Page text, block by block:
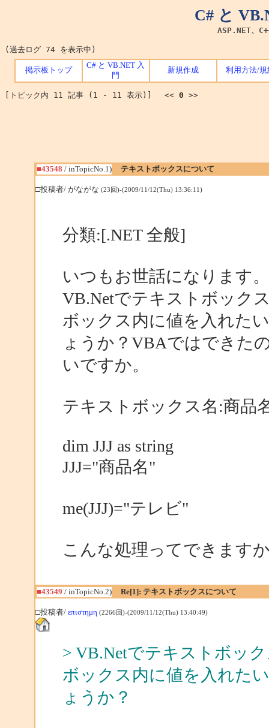
C# と
ASP.NET、
(過去ログ 74 を表示中)
掲示板トップ
C# と VB.NET 入
門
新規作成 利用方法/規
[トピック内 11 記事 (1 - 11 表示)] << 0 >>
■43548 / inTopicNo.1) テキストボックスについて
□投稿者/ がながな (23回)-(2009/11/12(Thu) 13:36:11)
分類:[.NET 全般]
いつもお世話になります。
VB.Netでテキストボック
ボックス内に値を入れた
ょうか？VBAではできた
いですか。
テキストボックス名:商品
dim JJJ as string
JJJ="商品名"
me(JJJ)="テレビ"
こんな処理ってできます
■43549 / inTopicNo.2) Re[1]: テキストボックスについて
□投稿者/ επιστημη (2266回)-(2009/11/12(Thu) 13:40:49)
> VB.Netでテキストボッ
ボックス内に値を入れた
ょうか？